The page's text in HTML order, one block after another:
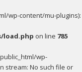
wp-content/mu-plugins):
load.php on line 785
wp-
stream: No such file or